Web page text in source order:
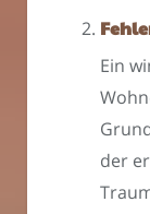
Ein
der